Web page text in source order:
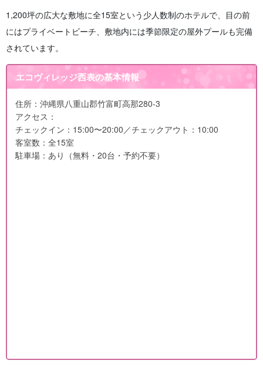
1,200坪の広大な敷地に全15室という少人数制のホテルで、目の前
にはプライベートビーチ、敷地内には季節限定の屋外プールも完備
されています。
エコヴィレッジ西表の基本情報
住所：沖縄県八重山郡竹富町高那280-3
アクセス：
チェックイン：15:00〜20:00／チェックアウト：10:00
客室数：全15室
駐車場：あり（無料・20台・予約不要）